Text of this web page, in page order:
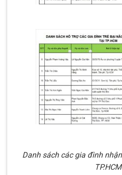
Danh sách các gia đình
TP.HCM